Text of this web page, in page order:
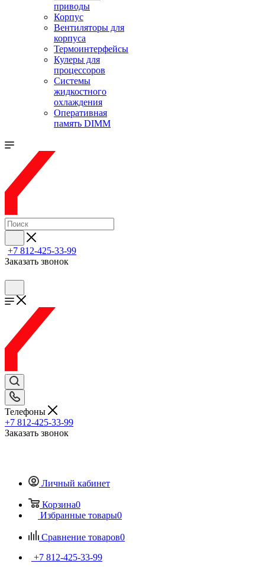
приводы
Корпус
Вентиляторы для
корпуса
Термоинтерфейсы
Кулеры для
процессоров
Системы
жидкостного
охлаждения
Оперативная
память DIMM
+7 812-425-33-99
Заказать звонок
Телефоны
+7 812-425-33-99
Заказать звонок
Личный кабинет
Корзина0
Избранные товары0
Сравнение товаров0
+7 812-425-33-99